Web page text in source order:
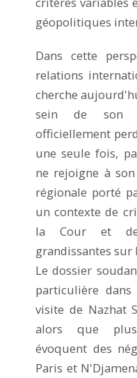
géopolitiques
Dans cette
relations
cherche
sein de son
officiellement
une seule fois,
ne rejoigne à
régionale porté
un contexte de
la Cour et de
grandissantes
Le dossier
particulière
visite de Nazhat
alors que
évoquent des
Paris et